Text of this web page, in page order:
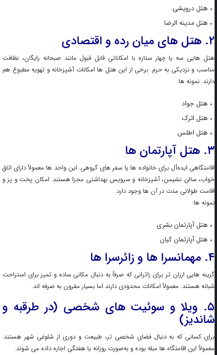
هتل درویشی
هتل مدینه‌ الرضا
۲. هتل‌ های میان‌ رده و اقتصادی
هتل‌ هایی سه یا چهار ستاره با امکاناتی قابل قبول مانند صبحانه رایگان، نظافت
مناسب و نزدیکی به حرم. برخی از این هتل‌ ها امکانات آشپزخانه و تهویه مطبوع هم
دارند. نمونه‌ ها:
هتل جواد
هتل اترک
هتل اطلس
۳. هتل‌ آپارتمان‌ ها
اقامتگاهی ایده‌آل برای خانواده‌ ها یا سفر های گروهی. این واحد ها معمولاً دارای اتاق
خواب، سالن نشیمن، آشپزخانه و سرویس بهداشتی مجزا هستند. امکان پخت‌ و پز و
اقامت طولانی‌ مدت در آن‌ ها وجود دارد.
نمونه‌ ها:
هتل آپارتمان بشری
هتل آپارتمان کیان
۴. مهمانسرا ها و زائرسرا ها
گزینه‌ هایی ارزان‌ تر برای زائرانی که صرفاً به دنبال مکانی ساده و تمیز برای استراحت
شبانه هستند. معمولاً امکانات محدودی دارند اما بسیار مقرون‌ به‌ صرفه‌ اند.
۵. ویلا و سوئیت‌ های شخصی (در طرقبه و
شاندیز)
برای کسانی که به دنبال فضای شخصی‌ تر، طبیعت و دوری از شلوغی شهر هستند.
معمولاً این اقامتگاه‌ ها مبله بوده و به‌صورت روزانه یا هفتگی اجاره داده می‌ شوند.